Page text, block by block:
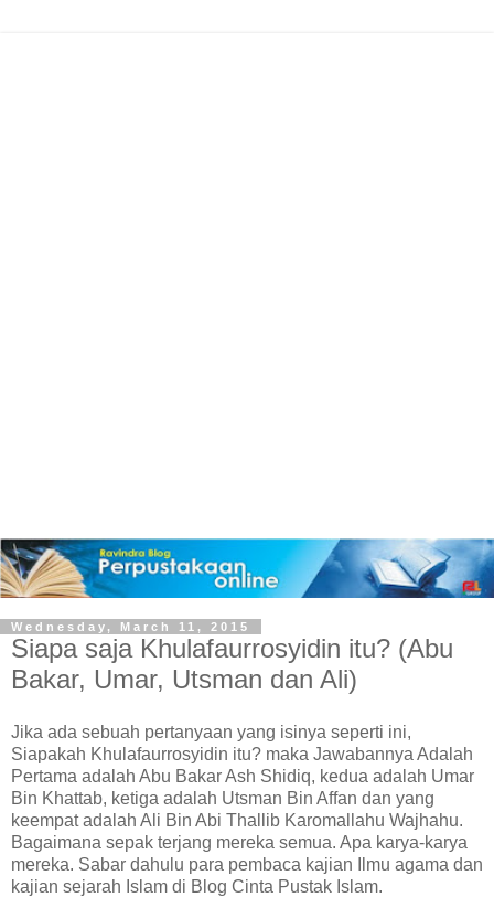
Wednesday, March 11, 2015
Siapa saja Khulafaurrosyidin itu? (Abu
Bakar, Umar, Utsman dan Ali)
Jika ada sebuah pertanyaan yang isinya seperti ini,
Siapakah Khulafaurrosyidin itu? maka Jawabannya Adalah
Pertama adalah Abu Bakar Ash Shidiq, kedua adalah Umar
Bin Khattab, ketiga adalah Utsman Bin Affan dan yang
keempat adalah Ali Bin Abi Thallib Karomallahu Wajhahu.
Bagaimana sepak terjang mereka semua. Apa karya-karya
mereka. Sabar dahulu para pembaca kajian Ilmu agama dan
kajian sejarah Islam di Blog Cinta Pustak Islam.